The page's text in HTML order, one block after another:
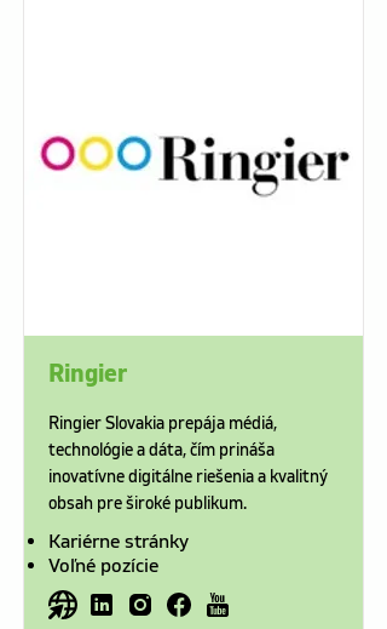
Ringier
Ringier Slovakia prepája médiá,
technológie a dáta, čím prináša
inovatívne digitálne riešenia a kvalitný
obsah pre široké publikum.
Kariérne stránky
Voľné pozície